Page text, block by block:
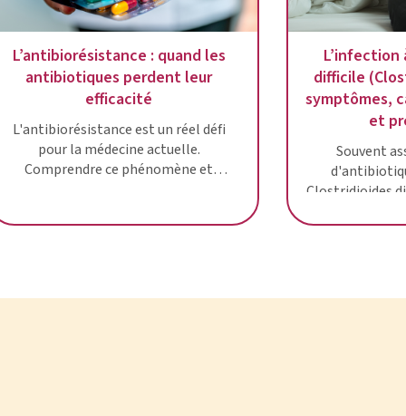
L’antibiorésistance : quand les
antibiotiques perdent leur
efficacité
L'antibiorésistance est un réel défi
pour la médecine actuelle.
Comprendre ce phénomène et
antibiotique !
L’infection
difficile
symptômes,
et
Souvent
Clostridioides
une diarrhée